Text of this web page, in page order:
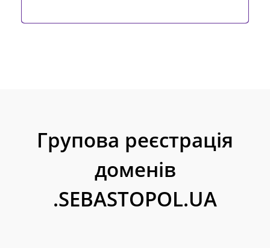
Групова реєстрація
доменів
.SEBASTOPOL.UA